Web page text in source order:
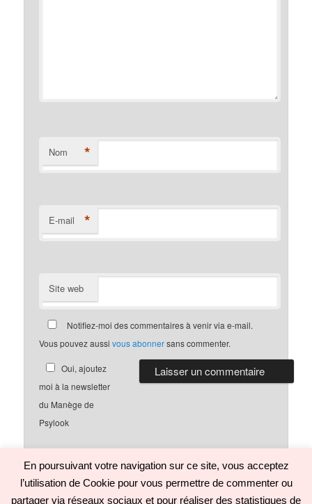
Nom *
E-mail *
Site web
Notifiez-moi des commentaires à venir via e-mail.
Vous pouvez aussivous abonnersans commenter.
Oui, ajoutez
moi à la newsletter
du Manège de
Psylook
Politique de confidentialité Fièrement propulsé par WordPress
En poursuivant votre navigation sur ce site, vous acceptez
l’utilisation de Cookie pour vous permettre de commenter ou
partager via réseaux sociaux et pour réaliser des statistiques de